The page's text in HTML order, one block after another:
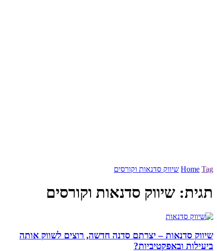
Home Tag שיווק סדנאות וקורסים
תגית: שיווק סדנאות וקורסים
שיווק סדנאות – יצרתם סדנה חדשה, רוצים לשווק אותה
ביעילות ובאפקטיביות?